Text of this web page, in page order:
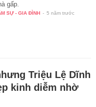
gấp.
SỰ - GIA ĐÌNH - 5 năm trước
Triệu Lệ Dĩnh
kinh diễm nhờ